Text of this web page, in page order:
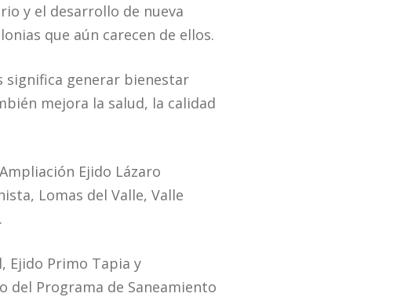
y el desarrollo de nueva
que aún carecen de ellos.
significa generar bienestar
mejora la salud, la calidad
Ejido Lázaro
Lomas del Valle, Valle
Ejido Primo Tapia y
del Programa de Saneamiento